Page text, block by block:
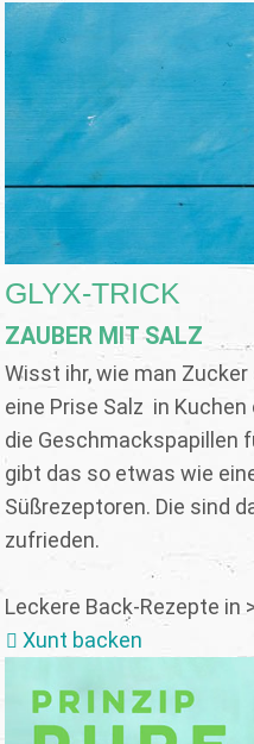
GLYX-TRICK
ZAUBER MIT SALZ
Wisst ihr, wie man
eine Prise Salz in
die Geschmackspapillen
gibt das so etwas wie
Süßrezeptoren. Die sind
zufrieden.
Leckere Back-Rezepte in
Xunt backen